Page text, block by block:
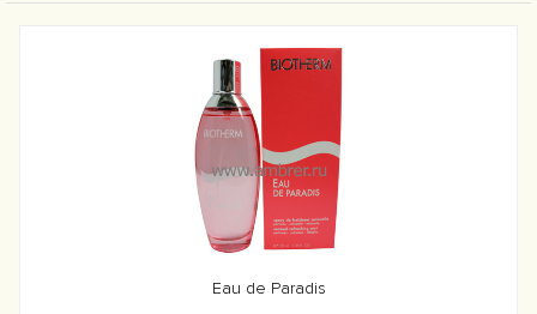
Eau de Paradis